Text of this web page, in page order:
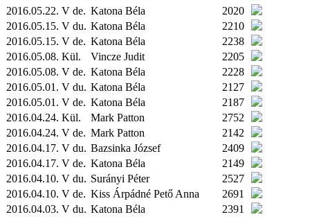
2016.05.22. V de. Katona Béla
2020
2016.05.15. V du. Katona Béla
2210
2016.05.15. V de. Katona Béla
2238
2016.05.08. Kül. Vincze Judit
2205
2016.05.08. V de. Katona Béla
2228
2016.05.01. V du. Katona Béla
2127
2016.05.01. V de. Katona Béla
2187
2016.04.24. Kül. Mark Patton
2752
2016.04.24. V de. Mark Patton
2142
2016.04.17. V du. Bazsinka József
2409
2016.04.17. V de. Katona Béla
2149
2016.04.10. V du. Surányi Péter
2527
2016.04.10. V de. Kiss Árpádné Pető Anna
2691
2016.04.03. V du. Katona Béla
2391